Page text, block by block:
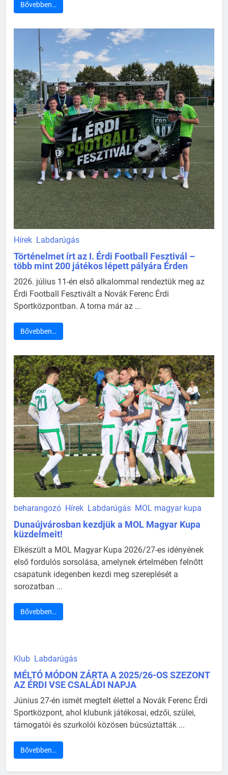
Bővebben…
Hírek Labdarúgás
Történelmet írt az I. Érdi Football Fesztivál –
több mint 200 játékos lépett pályára Érden
2026. július 11-én első alkalommal rendeztük meg az
Érdi Football Fesztivált a Novák Ferenc Érdi
Sportközpontban. A torna már az ...
Bővebben…
beharangozó Hírek Labdarúgás MOL magyar kupa
Dunaújvárosban kezdjük a MOL Magyar Kupa
küzdelmeit!
Elkészült a MOL Magyar Kupa 2026/27-es idényének
első fordulós sorsolása, amelynek értelmében felnőtt
csapatunk idegenben kezdi meg szereplését a
sorozatban ...
Bővebben…
Klub Labdarúgás
MÉLTÓ MÓDON ZÁRTA A 2025/26-OS SZEZONT
AZ ÉRDI VSE CSALÁDI NAPJA
Június 27-én ismét megtelt élettel a Novák Ferenc Érdi
Sportközpont, ahol klubunk játékosai, edzői, szülei,
támogatói és szurkolói közösen búcsúztatták ...
Bővebben…